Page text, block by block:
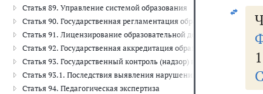
Статья 89. Управление системой образования
Статья 90. Государственная регламентация образовательной
Статья 91. Лицензирование образовательной деятельности
Статья 92. Государственная аккредитация образовательной
Статья 93. Государственный контроль (надзор) в сфере
Статья 93.1. Последствия выявления нарушений обязательных
Статья 94. Педагогическая экспертиза